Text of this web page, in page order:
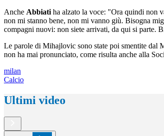
Anche Abbiati ha alzato la voce: "Ora quindi non
non mi stanno bene, non mi vanno giù. Bisogna
compagni nuovi: non siete arrivati, da qui si parte.
Le parole di Mihajlovic sono state poi smentite dal
non ha mai pronunciato, come risulta anche alla
milan
Calcio
Ultimi video